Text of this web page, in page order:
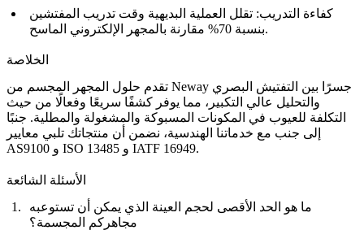
كفاءة التدريب: تقلل العملية البديهية وقت تدريب المفتشين
بنسبة 70% مقارنة بالمجهر الإلكتروني الماسح.
الخلاصة
تقدم حلول المجهر المجسم من Neway جسرًا بين التفتيش البصري
والتحليل عالي التكبير، مما يوفر كشفًا سريعًا وفعالًا من حيث
التكلفة للعيوب في المكونات المسبوكة والمشغولة والمطلية. جنبًا
إلى جنب مع خدماتنا الهندسية، نضمن أن منتجاتك تلبي معايير
AS9100 و ISO 13485 و IATF 16949.
الأسئلة الشائعة
ما هو الحد الأقصى لحجم العينة الذي يمكن أن تستوعبه
مجاهركم المجسمة؟